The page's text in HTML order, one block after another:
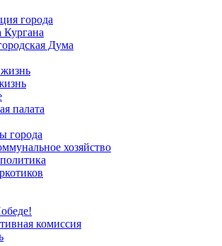
города
Кургана
Дума
палата
города
хозяйство
комиссия